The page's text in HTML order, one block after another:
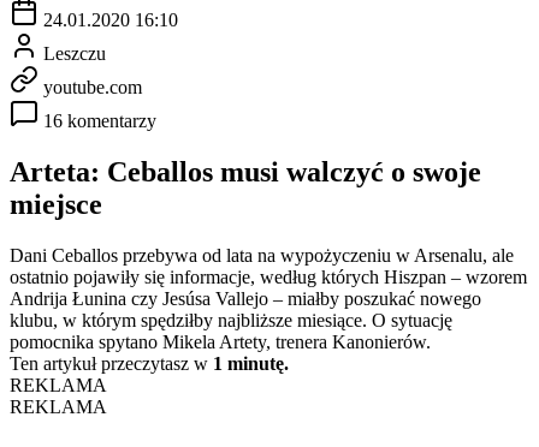
24.01.2020 16:10
Leszczu
youtube.com
16 komentarzy
Arteta: Ceballos musi walczyć o swoje
miejsce
Dani Ceballos przebywa od lata na wypożyczeniu w Arsenalu, ale
ostatnio pojawiły się informacje, według których Hiszpan – wzorem
Andrija Łunina czy Jesúsa Vallejo – miałby poszukać nowego
klubu, w którym spędziłby najbliższe miesiące. O sytuację
pomocnika spytano Mikela Artety, trenera Kanonierów.
Ten artykuł przeczytasz w 1 minutę.
REKLAMA
REKLAMA